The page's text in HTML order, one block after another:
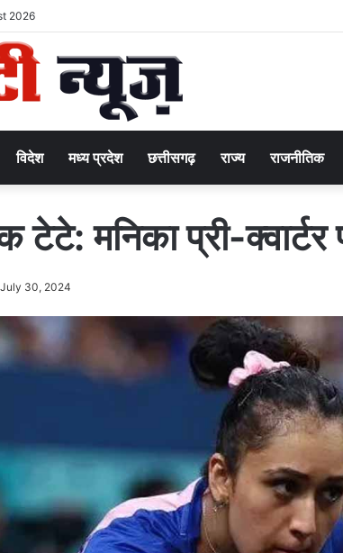
2026
विदेश मध्य प्रदेश छत्तीसगढ़ राज्य राजनीतिक
मनिका प्री-
July 30, 2024